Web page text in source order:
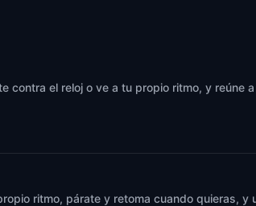
el reloj o ve a tu propio ritmo, y reúne
ritmo, párate y retoma cuando quieras,